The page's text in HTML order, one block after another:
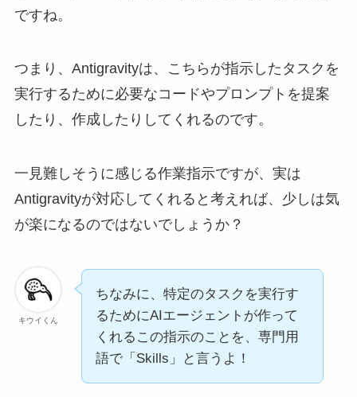
ですね。
つまり、Antigravityは、こちらが指示したタスクを
実行するために必要なコードやプロンプトを提案
したり、作成したりしてくれるのです。
一見難しそうに感じる作業指示ですが、実は
Antigravityが対応してくれると考えれば、少しは気
が楽になるのではないでしょうか？
キウイくん
ちなみに、特定のタスクを実行す
るためにAIエージェントが作って
くれるこの指示のことを、専門用
語で「Skills」と言うよ！